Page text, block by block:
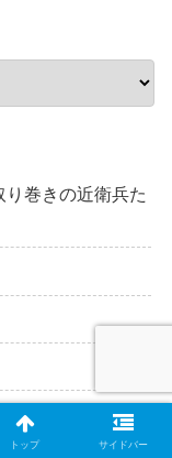
り巻きの近衛兵た
トップ サイドバー